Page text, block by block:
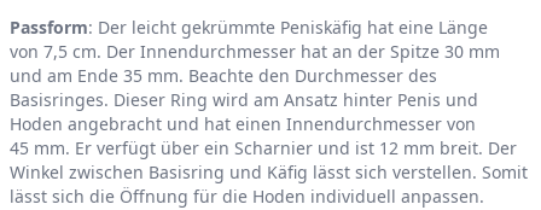
Passform: Der leicht gekrümmte Peniskäfig hat eine Länge
von 7,5 cm. Der Innendurchmesser hat an der Spitze 30 mm
und am Ende 35 mm. Beachte den Durchmesser des
Basisringes. Dieser Ring wird am Ansatz hinter Penis und
Hoden angebracht und hat einen Innendurchmesser von
45 mm. Er verfügt über ein Scharnier und ist 12 mm breit. Der
Winkel zwischen Basisring und Käfig lässt sich verstellen. Somit
lässt sich die Öffnung für die Hoden individuell anpassen.